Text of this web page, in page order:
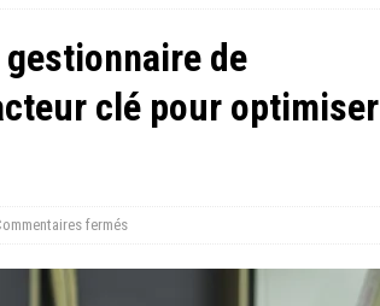
de
clé pour optimiser
fermés